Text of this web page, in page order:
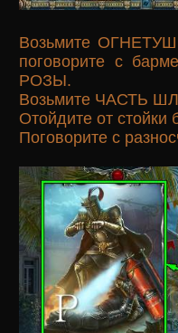
Возьмите
поговорите с
РОЗЫ.
Возьмите ЧАСТЬ
Отойдите от стойки
Поговорите с